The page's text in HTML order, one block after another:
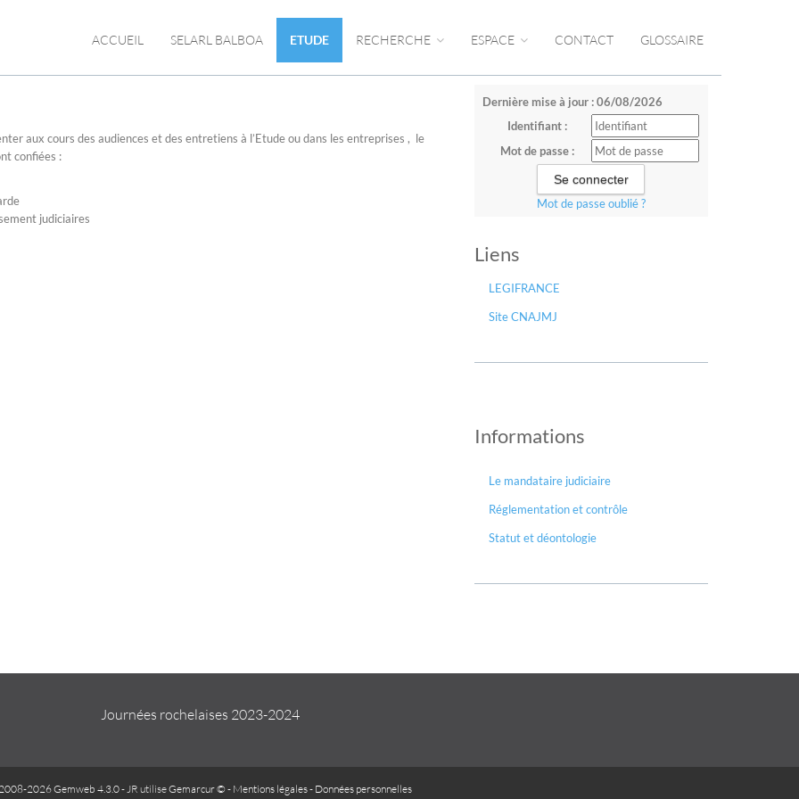
ACCUEIL SELARL BALBOA ETUDE RECHERCHE ESPACE CONTACT GLOSSAIRE
Dernière mise à jour : 06/08/2026
Identifiant :
Mot de passe :
Mot de passe oublié ?
Liens
LEGIFRANCE
Site CNAJMJ
Informations
Le mandataire judiciaire
Réglementation et contrôle
Statut et déontologie
aux cours des audiences et des entretiens à l’Etude ou dans les entreprises , le
confiées :
judiciaires
Journées rochelaises 2023-2024
2026 Gemweb 4.3.0- JR utiliseGemarcur © - Mentions légales- Données personnelles